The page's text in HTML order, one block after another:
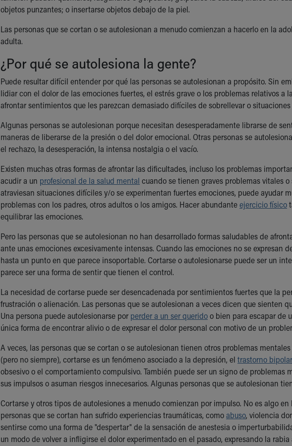
objetos punzantes; o insertarse objetos debajo de la piel.
Las personas que se cortan o se autolesionan a menudo comienzan a hacerlo en la
adulta.
¿Por qué se autolesiona la gente?
Puede resultar difícil entender por qué las personas se autolesionan a propósito. Sin
lidiar con el dolor de las emociones fuertes, el estrés grave o los problemas relativos a la
afrontar sentimientos que les parezcan demasiado difíciles de sobrellevar o
Algunas personas se autolesionan porque necesitan desesperadamente librarse de
maneras de liberarse de la presión o del dolor emocional. Otras personas se
el rechazo, la desesperación, la intensa nostalgia o el vacío.
Existen muchas otras formas de afrontar las dificultades, incluso los problemas
acudir a un profesional de la salud mental cuando se tienen graves problemas vitales
atraviesan situaciones difíciles y/o se experimentan fuertes emociones, puede ayudar
problemas con los padres, otros adultos o los amigos. Hacer abundanteejercicio físico
equilibrar las emociones.
Pero las personas que se autolesionan no han desarrollado formas saludables de
ante unas emociones excesivamente intensas. Cuando las emociones no se expresan
hasta un punto en que parece insoportable. Cortarse o autolesionarse puede ser un
parece ser una forma de sentir que tienen el control.
La necesidad de cortarse puede ser desencadenada por sentimientos fuertes que la
frustración o alienación. Las personas que se autolesionan a veces dicen que sienten
Una persona puede autolesionarse por perder a un ser queridoo bien para escapar de
única forma de encontrar alivio o de expresar el dolor personal con motivo de un
A veces, las personas que se cortan o se autolesionan tienen otros problemas
(pero no siempre), cortarse es un fenómeno asociado a la depresión, el trastorno bipolar
obsesivo o el comportamiento compulsivo. También puede ser un signo de problemas
sus impulsos o asuman riesgos innecesarios. Algunas personas que se autolesionan
Cortarse y otros tipos de autolesiones a menudo comienzan por impulso. No es algo
personas que se cortan han sufrido experiencias traumáticas, comoabuso, violencia
sentirse como una forma de "despertar" de la sensación de anestesia o
un modo de volver a infligirse el dolor experimentado en el pasado, expresando la